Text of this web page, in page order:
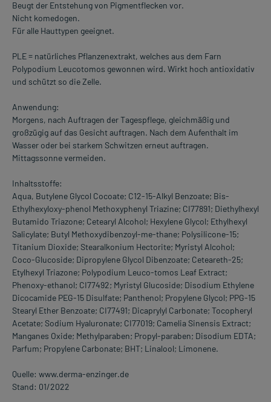
Beugt der Entstehung von Pigmentflecken vor.
Nicht komedogen.
Für alle Hauttypen geeignet.
PLE = natürliches Pflanzenextrakt, welches aus dem Farn
Polypodium Leucotomos gewonnen wird. Wirkt hoch antioxidativ
und schützt so die Zelle.
Anwendung:
Morgens, nach Auftragen der Tagespflege, gleichmäßig und
großzügig auf das Gesicht auftragen. Nach dem Aufenthalt im
Wasser oder bei starkem Schwitzen erneut auftragen.
Mittagssonne vermeiden.
Inhaltsstoffe:
Aqua, Butylene Glycol Cocoate; C12-15-Alkyl Benzoate; Bis-
Ethylhexyloxy-phenol Methoxyphenyl Triazine; CI77891; Diethylhexyl
Butamido Triazone; Cetearyl Alcohol; Hexylene Glycol; Ethylhexyl
Salicylate; Butyl Methoxydibenzoyl-me-thane; Polysilicone-15;
Titanium Dioxide; Stearalkonium Hectorite; Myristyl Alcohol;
Coco-Glucoside; Dipropylene Glycol Dibenzoate; Ceteareth-25;
Etylhexyl Triazone; Polypodium Leuco-tomos Leaf Extract;
Phenoxy-ethanol; CI77492; Myristyl Glucoside; Disodium Ethylene
Dicocamide PEG-15 Disulfate; Panthenol; Propylene Glycol; PPG-15
Stearyl Ether Benzoate; CI77491; Dicaprylyl Carbonate; Tocopheryl
Acetate; Sodium Hyaluronate; CI77019; Camelia Sinensis Extract;
Manganes Oxide; Methylparaben; Propyl-paraben; Disodium EDTA;
Parfum; Propylene Carbonate; BHT; Linalool; Limonene.
Quelle: www.derma-enzinger.de
Stand: 01/2022